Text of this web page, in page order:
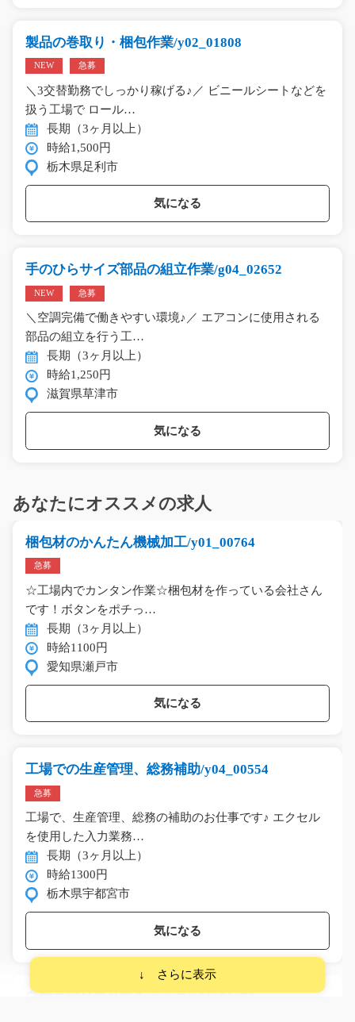
製品の巻取り・梱包作業/y02_01808
NEW 急募
＼3交替勤務でしっかり稼げる♪／ ビニールシートなどを
扱う工場で ロール…
長期（3ヶ月以上）
時給1,500円
栃木県足利市
気になる
手のひらサイズ部品の組立作業/g04_02652
NEW 急募
＼空調完備で働きやすい環境♪／ エアコンに使用される
部品の組立を行う工…
長期（3ヶ月以上）
時給1,250円
滋賀県草津市
気になる
あなたにオススメの求人
梱包材のかんたん機械加工/y01_00764
急募
☆工場内でカンタン作業☆梱包材を作っている会社さん
です！ボタンをポチっ…
長期（3ヶ月以上）
時給1100円
愛知県瀬戸市
気になる
工場での生産管理、総務補助/y04_00554
急募
工場で、生産管理、総務の補助のお仕事です♪ エクセル
を使用した入力業務…
長期（3ヶ月以上）
時給1300円
栃木県宇都宮市
気になる
自動車部品の品質チェック/g01_01673